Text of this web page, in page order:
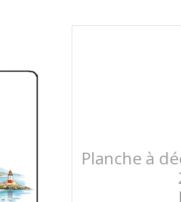
Planche à